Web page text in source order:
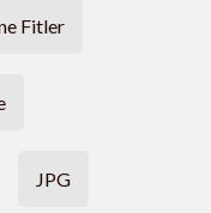
Fitler
JPG